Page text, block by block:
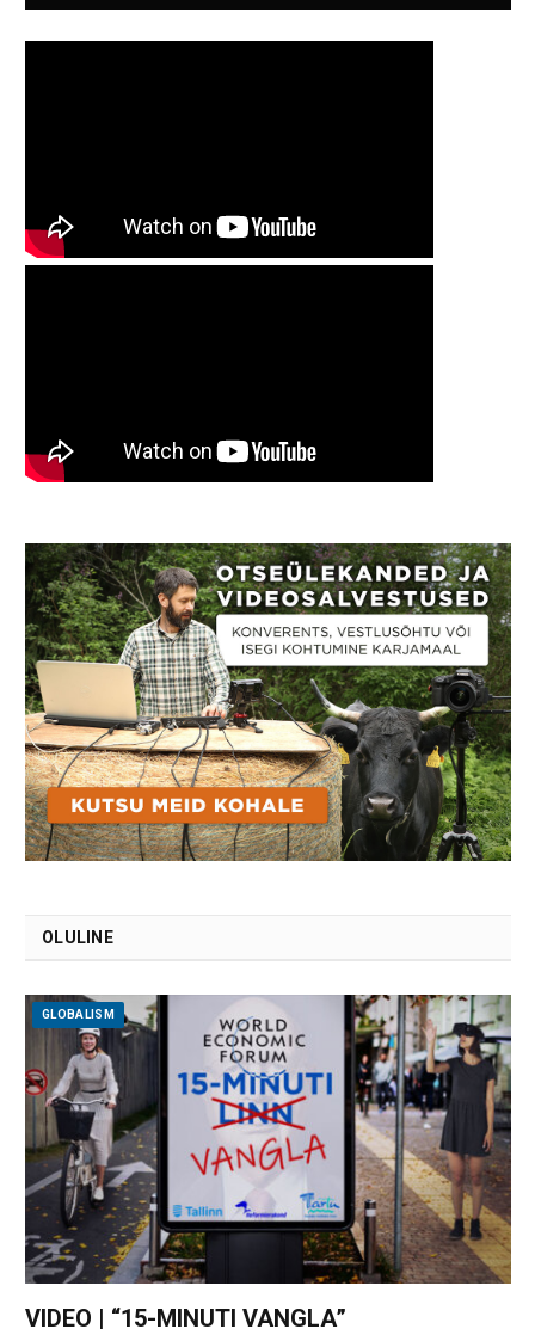
OLULINE
GLOBALISM
VIDEO | “15-MINUTI VANGLA”